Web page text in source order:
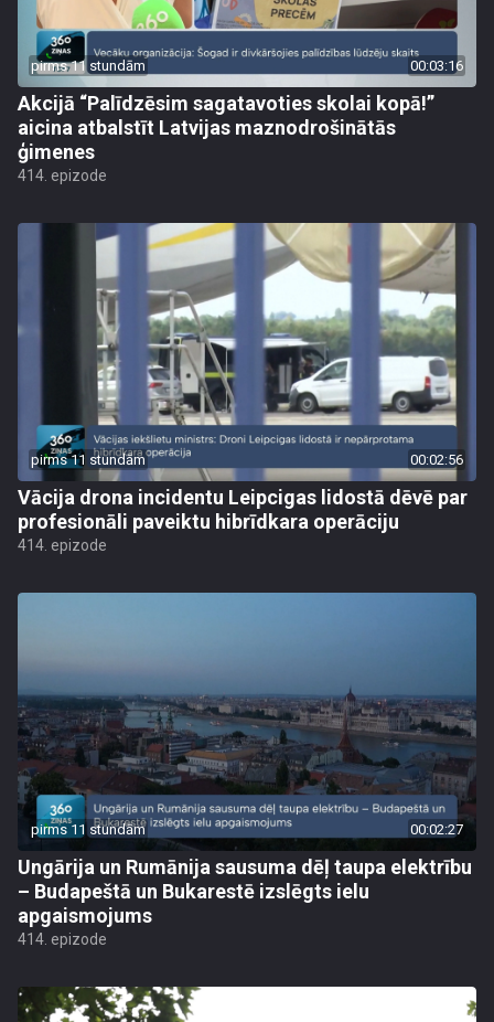
pirms 11 stundām 00:03:16
Akcijā “Palīdzēsim sagatavoties skolai kopā!”
aicina atbalstīt Latvijas maznodrošinātās
ģimenes
414. epizode
pirms 11 stundām 00:02:56
Vācija drona incidentu Leipcigas lidostā dēvē par
profesionāli paveiktu hibrīdkara operāciju
414. epizode
pirms 11 stundām 00:02:27
Ungārija un Rumānija sausuma dēļ taupa elektrību
– Budapeštā un Bukarestē izslēgts ielu
apgaismojums
414. epizode